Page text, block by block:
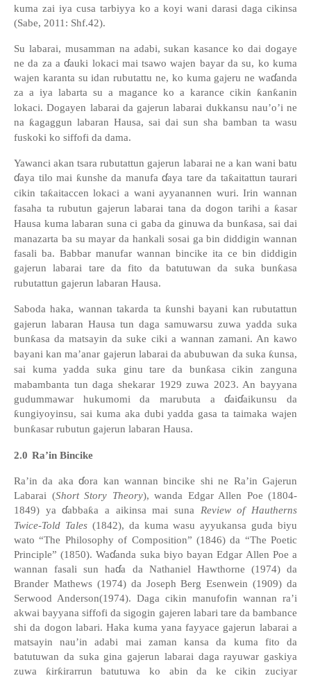
kuma zai iya cusa tarbiyya ko a koyi wani darasi daga cikinsa
(Sabe, 2011: Shf.42).
Su labarai, musamman na adabi, sukan kasance ko dai dogaye
ne da za aɗauki lokaci mai tsawo wajen bayar da su, ko kuma
wajen karanta su idan rubutattu ne, ko kuma gajeru ne waɗanda
za a iya labarta su a magance ko a karance cikin ƙanƙanin
lokaci. Dogayen labarai da gajerun labarai dukkansu nau’o’i ne
na ƙagaggun labaran Hausa, sai dai sun sha bamban ta wasu
fuskoki ko siffofi da dama.
Yawanci akan tsara rubutattun gajerun labarai ne a kan wani batu
ɗaya tilo mai ƙunshe da manufa ɗaya tare da taƙaitattun taurari
cikin taƙaitaccen lokaci a wani ayyanannen wuri. Irin wannan
fasaha ta rubutun gajerun labarai tana da dogon tarihi a ƙasar
Hausa kuma labaran suna ci gaba da ginuwa da bunƙasa, sai dai
manazarta ba su mayar da hankali sosai ga bin diddigin wannan
fasali ba. Babbar manufar wannan bincike ita ce bin diddigin
gajerun labarai tare da fito da batutuwan da suka bunƙasa
rubutattun gajerun labaran Hausa.
Saboda haka, wannan takarda ta ƙunshi bayani kan rubutattun
gajerun labaran Hausa tun daga samuwarsu zuwa yadda suka
bunƙasa da matsayin da suke ciki a wannan zamani. An kawo
bayani kan ma’anar gajerun labarai da abubuwan da suka ƙunsa,
sai kuma yadda suka ginu tare da bunƙasa cikin zanguna
mabambanta tun daga shekarar 1929 zuwa 2023. An bayyana
gudummawar hukumomi da marubuta aɗaiɗaikunsu da
ƙungiyoyinsu, sai kuma aka dubi yadda gasa ta taimaka wajen
bunƙasar rubutun gajerun labaran Hausa.
2.0 Ra’in Bincike
Ra’inda akaɗora kan wannan bincike shi ne Ra’in Gajerun
Labarai (Short Story Theory), wanda Edgar Allen Poe (1804-
1849) ya ɗabbaƙa a aikinsamai suna Review of Hautherns
Twice-Told Tales(1842), da kuma wasu ayyukansa guda biyu
wato“The Philosophy of Composition” (1846) da “The Poetic
Principle” (1850). Waɗanda suka biyo bayan Edgar Allen Poe a
wannan fasali sun haɗa da Nathaniel Hawthorne (1974) da
Brander Mathews (1974) da Joseph Berg Esenwein (1909) da
Serwood Anderson(1974). Daga cikin manufofin wannan ra’i
akwai bayyana siffofi da sigogin gajeren labari tare da bambance
shi da dogon labari. Haka kuma yanafayyace gajerun labarai a
matsayin nau’in adabi mai zaman kansada kuma fito da
batutuwan da suka gina gajerun labarai daga rayuwar gaskiya
zuwa ƙirƙirarrun batutuwa ko abin da ke cikin zuciyar